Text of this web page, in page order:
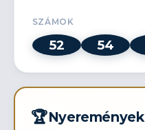
SZÁMOK
52 54
🏆Nyeremények